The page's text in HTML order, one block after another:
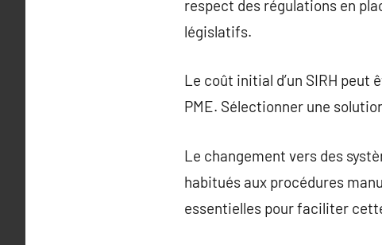
respect des régulations en
législatifs.
Le coût initial d’un SIRH
PME. Sélectionner une
Le changement vers des
habitués aux procédures
essentielles pour faciliter